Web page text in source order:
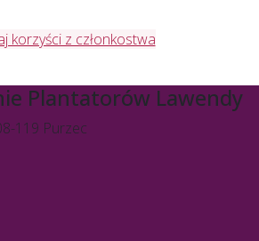
korzyści z członkostwa
Plantatorów Lawendy
119 Purzec